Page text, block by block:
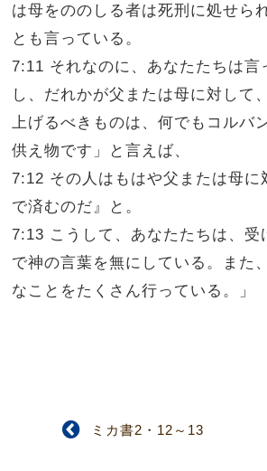
は母をののしる者は死刑に処せら
とも言っている。
7:11 それなのに、あなたたちは言
し、だれかが父または母に対して
上げるべきものは、何でもコルバ
供え物です」と言えば、
7:12 その人はもはや父または母に
で済むのだ』と。
7:13 こうして、あなたたちは、受
で神の言葉を無にしている。また
なことをたくさん行っている。」
ミカ書2・12～13